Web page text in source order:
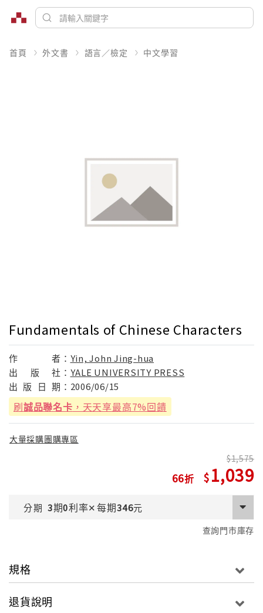
首頁 外文書 語言／檢定 中文學習
Fundamentals of Chinese Characters
作 者： Yin, John Jing-hua
出
版 社： YALE UNIVERSITY PRESS
出 版 日 期： 2006/06/15
刷誠品聯名卡 ，天天享最高7%回饋
大量採購團購專區
66
1,575
1,039
分期 3期0利率✕每期346元
查詢門市庫存
規格
退貨說明